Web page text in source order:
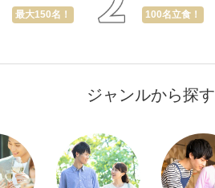
最大150名！ 100名立食！
ジャンルから探す